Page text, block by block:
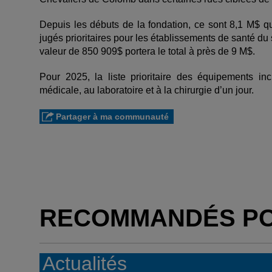
Depuis les débuts de la fondation, ce sont 8,1 M$
jugés prioritaires pour les établissements de santé du
valeur de 850 909$ portera le total à près de 9 M$.
Pour 2025, la liste prioritaire des équipements
médicale, au laboratoire et à la chirurgie d’un jour.
Partager à ma communauté
RECOMMANDÉS
Actualités